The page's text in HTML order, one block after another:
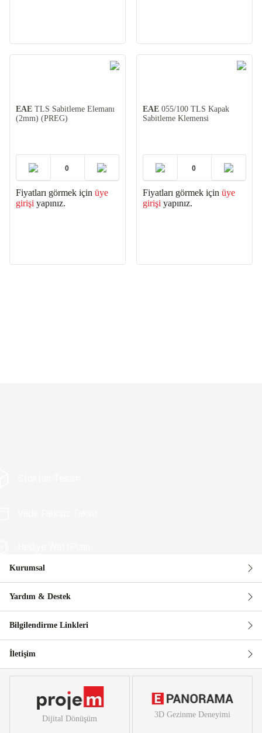
EAE TLS Sabitleme Elemanı
(2mm) (PREG)
Fiyatları görmek için üye
girişi yapınız.
EAE 055/100 TLS Kapak
Sabitleme Klemensi
Fiyatları görmek için üye
girişi yapınız.
Güvenli Alışveriş
Kurumsal
Yardım & Destek
Bilgilendirme Linkleri
İletişim
Dijital Dönüşüm 3D Gezinme Deneyimi